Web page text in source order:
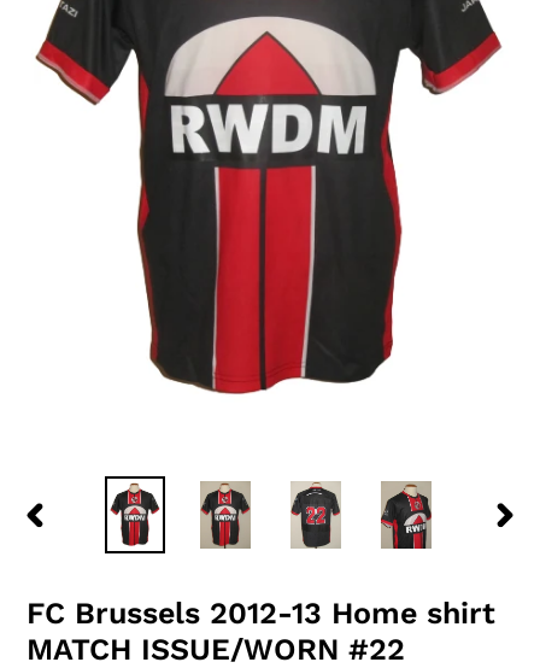
FC Brussels 2012-13 Home shirt
MATCH ISSUE/WORN #22